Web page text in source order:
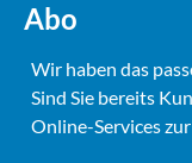
Abo
Wir haben das
Sind Sie bereits
Online-Services